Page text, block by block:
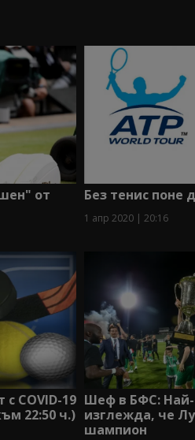
от
Без тенис поне
1 апр 2020 | 20:16
COVID-19
22:50 ч.)
Шеф в БФС: Най-
изглежда, че
шампион